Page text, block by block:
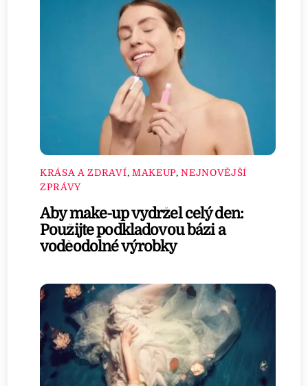
KRÁSA A ZDRAVÍ, MAKEUP,NEJNOVĚJŠÍ
ZPRÁVY
Aby make-up vydržel celý den:
Použijte podkladovou bázi a
voděodolné výrobky